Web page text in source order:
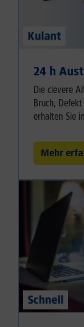
24 h
Die clevere
Bruch,
erhalten Sie
Mehr